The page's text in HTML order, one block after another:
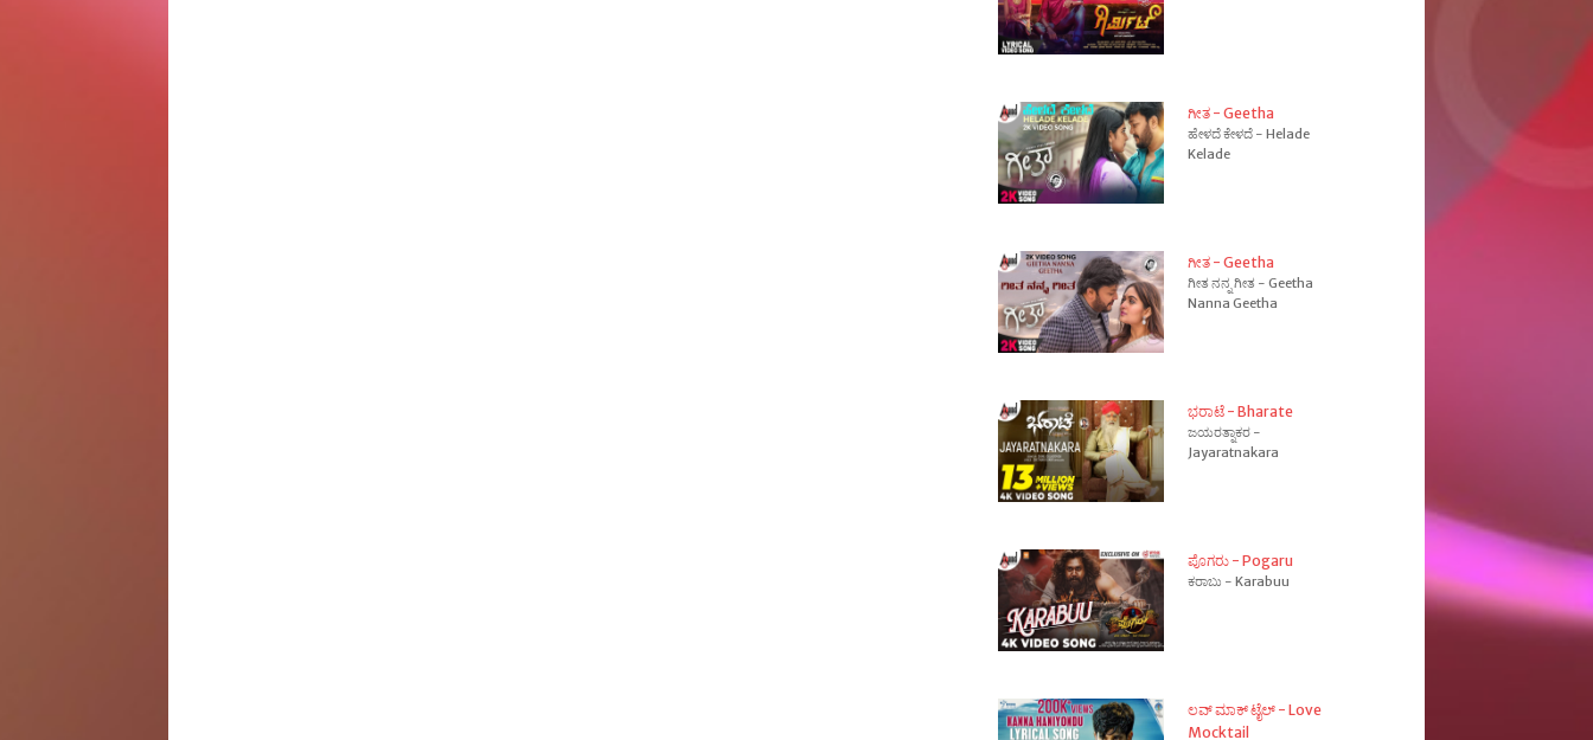
ಗೀತ - Geetha
ಹೇಳದೆ ಕೇಳದೆ - Helade
Kelade
ಗೀತ - Geetha
ಗೀತ ನನ್ನ ಗೀತ - Geetha
Nanna Geetha
ಭರಾಟೆ - Bharate
ಜಯರತ್ನಾಕರ -
Jayaratnakara
ಪೊಗರು - Pogaru
ಕರಾಬು - Karabuu
ಲವ್ ಮಾಕ್ ಟೈಲ್ - Love
Mocktail